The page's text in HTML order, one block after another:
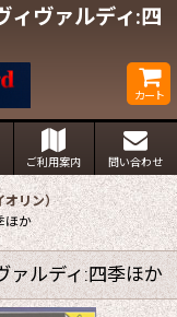
ィヴァルディ:四
カート
ご利用案内 問い合わせ
オリン）
ほか
ァルディ:四季ほか